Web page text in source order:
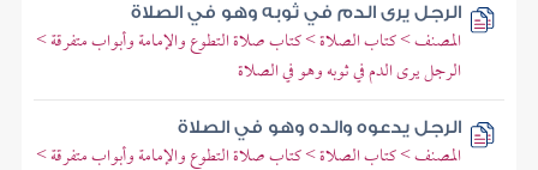
الرجل يرى الدم في ثوبه وهو في الصلاة
المصنف > كتاب الصلاة > كتاب صلاة التطوع والإمامة وأبواب متفرقة >
الرجل يرى الدم في ثوبه وهو في الصلاة
الرجل يدعوه والده وهو في الصلاة
المصنف > كتاب الصلاة > كتاب صلاة التطوع والإمامة وأبواب متفرقة >